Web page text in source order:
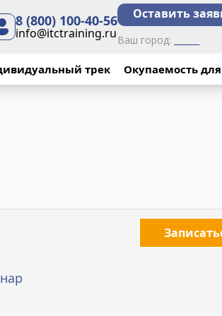
8 (800) 100-40-56
info@itctraining.ru
Оставить
Ваш город:
трек Окупаемость